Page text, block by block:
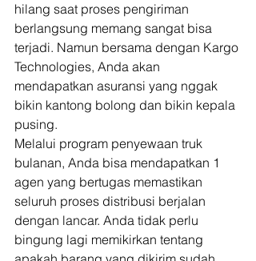
hilang saat proses pengiriman
berlangsung memang sangat bisa
terjadi. Namun bersama dengan Kargo
Technologies, Anda akan
mendapatkan asuransi yang nggak
bikin kantong bolong dan bikin kepala
pusing.
Melalui program penyewaan truk
bulanan, Anda bisa mendapatkan 1
agen yang bertugas memastikan
seluruh proses distribusi berjalan
dengan lancar. Anda tidak perlu
bingung lagi memikirkan tentang